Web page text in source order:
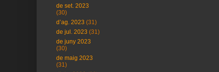
de set. 2023
(30)
d’ag. 2023 (31)
de jul. 2023 (31)
de juny 2023
(30)
de maig 2023
(31)